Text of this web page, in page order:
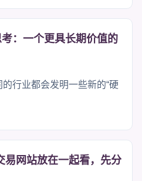
：一个更具长期价值的
行业都会发明一些新的“硬
易网站放在一起看，先分